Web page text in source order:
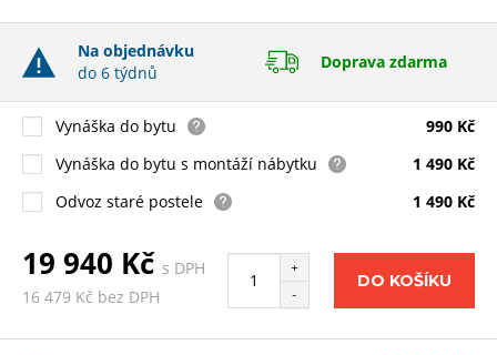
Na objednávku
do 6 týdnů
Doprava zdarma
Vynáška do bytu
990 Kč
Vynáška do bytu s montáží nábytku
1 490 Kč
Odvoz staré postele
1 490 Kč
19 940 Kč s DPH
16 479 Kč bez DPH
+
-
DO KOŠÍKU